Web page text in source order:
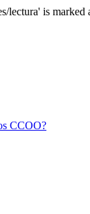
lectura' is
CCOO?